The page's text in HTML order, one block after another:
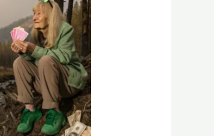
את
התמונה
הכי
מפורטת?
השוואה
בין